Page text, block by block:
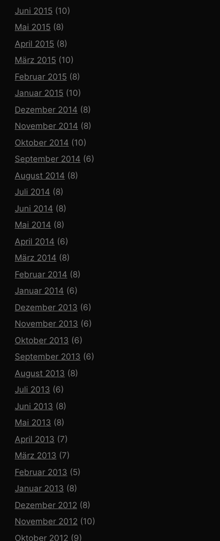
Juni 2015 (10)
Mai 2015 (8)
April 2015 (8)
März 2015 (10)
Februar 2015 (8)
Januar 2015 (10)
Dezember 2014 (8)
November 2014 (8)
Oktober 2014 (10)
September 2014 (6)
August 2014 (8)
Juli 2014 (8)
Juni 2014 (8)
Mai 2014 (8)
April 2014 (6)
März 2014 (8)
Februar 2014 (8)
Januar 2014 (6)
Dezember 2013 (6)
November 2013 (6)
Oktober 2013 (6)
September 2013 (6)
August 2013 (8)
Juli 2013 (6)
Juni 2013 (8)
Mai 2013 (8)
April 2013 (7)
März 2013 (7)
Februar 2013 (5)
Januar 2013 (8)
Dezember 2012 (8)
November 2012 (10)
Oktober 2012 (9)